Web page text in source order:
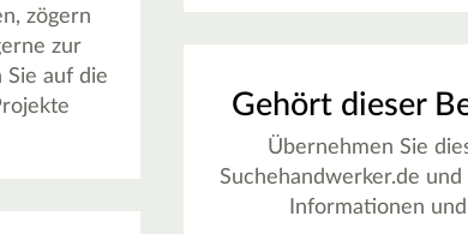
zögern
zur
auf die
Gehört dieser
Übernehmen Sie
Suchehandwerker.de
Informationen